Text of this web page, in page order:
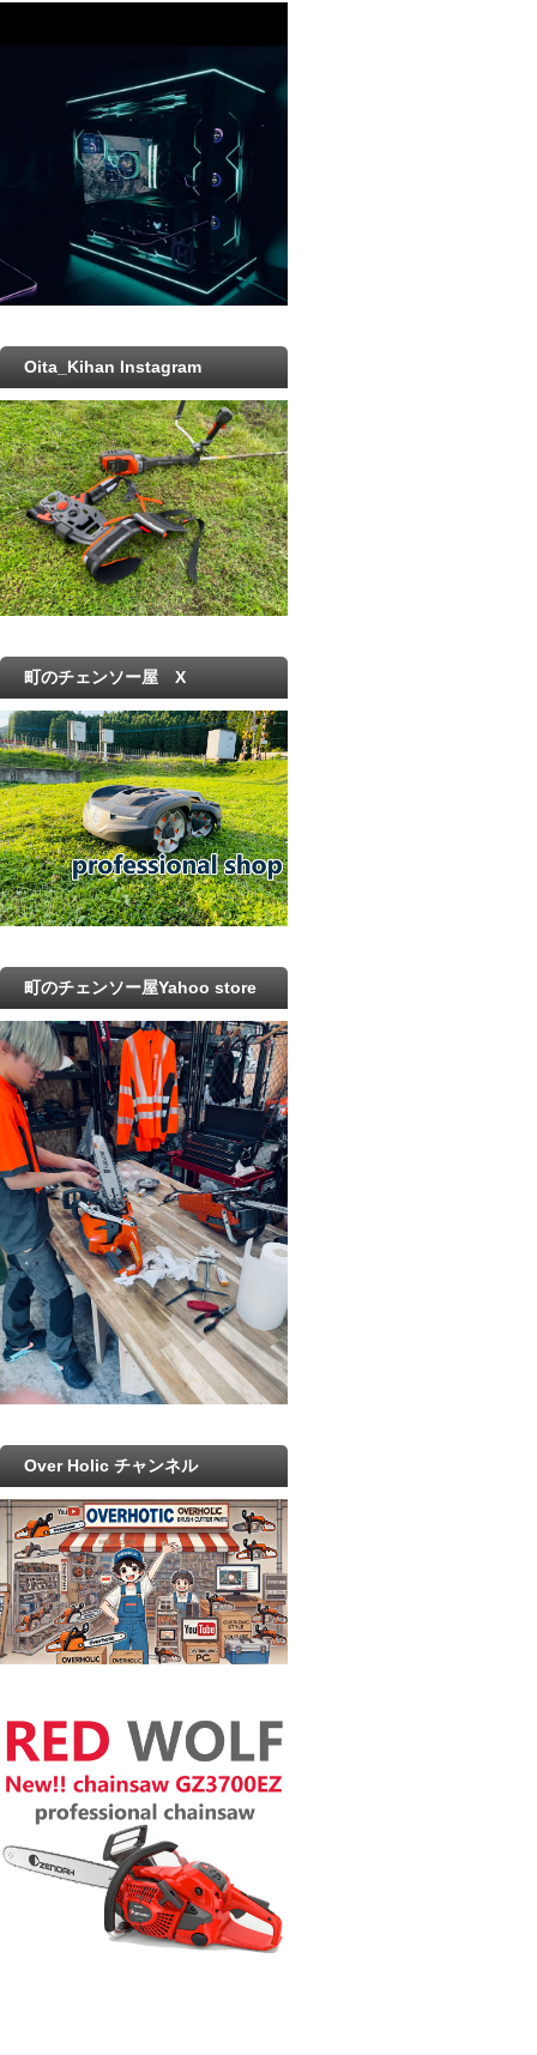
Oita_Kihan Instagram
町のチェンソー屋 X
町のチェンソー屋Yahoo store
Over Holic チャンネル